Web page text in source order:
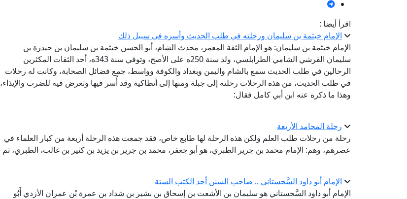
اقرأ أيضا :
الإمام خيثمة بن سليمان ورحلته في طلب الحديث وأسره في سبيل ذلك
الإمام خيثمة بن سليمان: هو الإمام الثقة المعمر، محدث الشام، أبو الحسن خيثمة بن سليمان بن حيدرة بن
سليمان القرشي الشامي الطرابلسي، ولد سنة 250ه على الأصح، وتوفي سنة 343ه، أحد الثقات المكثرين
الرحالين في طلب الحديث سمع بالشام واليمن وبغداد والكوفة وواسط، جمع فضائل الصحابة، وكانت له رحلات
في طلب الحديث، من هذه الرحلات رحلته إلى جبلة ومنها إلى أنطاكية وقد أُسر فيها وتعرض فيه للضرب والإيذاء،
وهذا ما ذكره عنه ابن أبي كامل فقال:
رحلة المحامد الأربعة
رحلة من رحلات طلب العلم ولكن هذه الرحلة لها طابع خاص، فقد جمعت هذه الرحلة أربعة من كبار العلماء في
عصرهم، وهم: الإمام محمد بن جرير الطبري، هو أبو جعفر، محمد بن جرير بن يزيد بن كثير بن غالب، الطبري، ثم
الإمام أبو داود السَّجستاني .. صاحب السنن أحد الكتب الستة
الإمام أبو داود السَّجستاني هو سليمان بن الأشعت بن إسحاق بن بشير بن شداد بن عمرة بْن عمران الأزدي أَبُو